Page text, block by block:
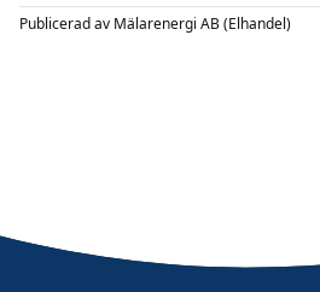
Publicerad av Mälarenergi AB (Elhandel)